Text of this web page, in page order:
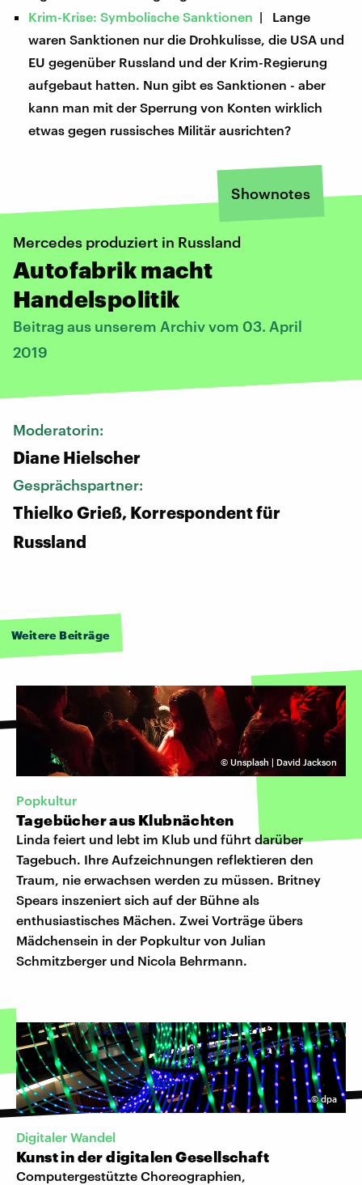
Krim-Krise: Symbolische Sanktionen | Lange
waren Sanktionen nur die Drohkulisse, die USA und
EU gegenüber Russland und der Krim-Regierung
aufgebaut hatten. Nun gibt es Sanktionen - aber
kann man mit der Sperrung von Konten wirklich
etwas gegen russisches Militär ausrichten?
Shownotes
Mercedes produziert in Russland
Autofabrik macht
Handelspolitik
Beitrag aus unserem Archiv vom 03. April
2019
Moderatorin:
Diane Hielscher
Gesprächspartner:
Thielko Grieß, Korrespondent für
Russland
Weitere Beiträge
© Unsplash | David Jackson
Popkultur
Tagebücher aus Klubnächten
Linda feiert und lebt im Klub und führt darüber
Tagebuch. Ihre Aufzeichnungen reflektieren den
Traum, nie erwachsen werden zu müssen. Britney
Spears inszeniert sich auf der Bühne als
enthusiastisches Mächen. Zwei Vorträge übers
Mädchensein in der Popkultur von Julian
Schmitzberger und Nicola Behrmann.
©dpa
Digitaler Wandel
Kunst in der digitalen Gesellschaft
Computergestützte Choreographien,